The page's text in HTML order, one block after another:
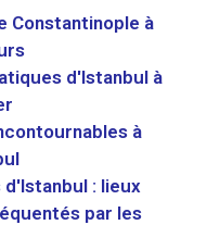
Constantinople à
d'Istanbul à
à
: lieux
par les